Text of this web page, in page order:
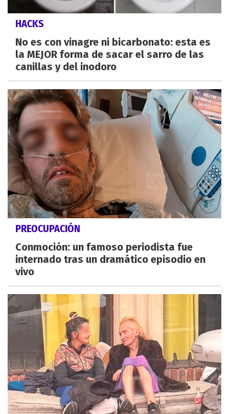
HACKS
No es con vinagre ni bicarbonato: esta es
la MEJOR forma de sacar el sarro de las
canillas y del inodoro
PREOCUPACIÓN
Conmoción: un famoso periodista fue
internado tras un dramático episodio en
vivo